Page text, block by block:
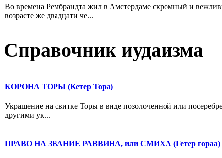
Во времена Рембрандта жил в Амстердаме скромный и
возрасте же двадцати че...
Справочник иудаизма
КОРОНА ТОРЫ (Кетер Тора)
Украшение на свитке Торы в виде позолоченной или
другими ук...
ПРАВО НА ЗВАНИЕ РАВВИНА, или СМИХА (Гетер гораа)